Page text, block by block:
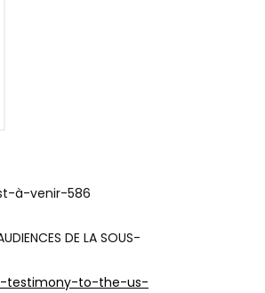
à-venir-586
DE LA SOUS-
testimony-to-the-us-